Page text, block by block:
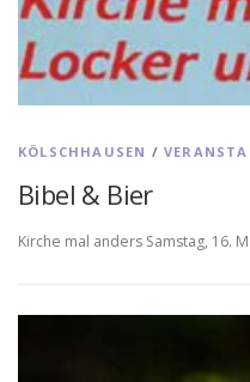
KÖLSCHHAUSEN /
Bibel & Bier
Kirche mal anders Samstag, 16.